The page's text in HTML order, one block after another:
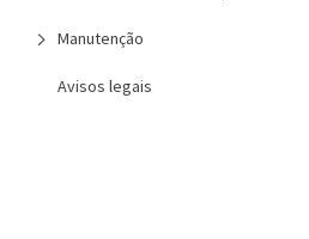
Manutenção
Avisos legais